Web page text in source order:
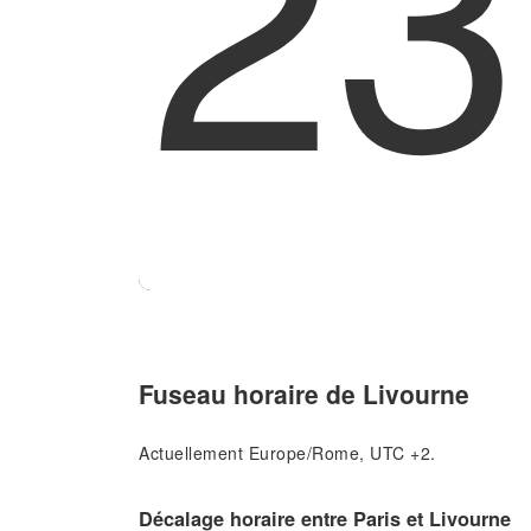
Fuseau horaire de Livourne
Actuellement Europe/Rome, UTC +2.
Décalage horaire entre Paris et Livourne